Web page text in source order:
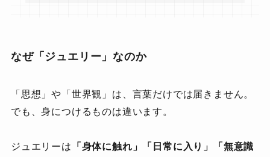
なぜ「ジュエリー」なのか
「思想」や「世界観」は、言葉だけでは届きません。
でも、身につけるものは違います。
ジュエリーは 「身体に触れ」「日常に入り」「無意識